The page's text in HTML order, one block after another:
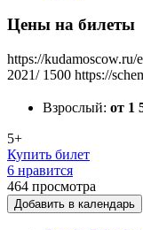
Цены на билеты
https://kudamoscow.ru/
2021/ 1500 https://
Взрослый: от 1
5+
Купить билет
6 нравится
464 просмотра
Добавить в календарь